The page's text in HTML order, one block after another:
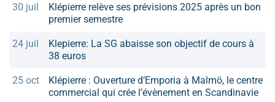
30 juil
Klépierre relève ses prévisions 2025 après un bon
premier semestre
24 juil
Klepierre: La SG abaisse son objectif de cours à
38 euros
25 oct
Klépierre : Ouverture d’Emporia à Malmö, le centre
commercial qui crée l’évènement en Scandinavie